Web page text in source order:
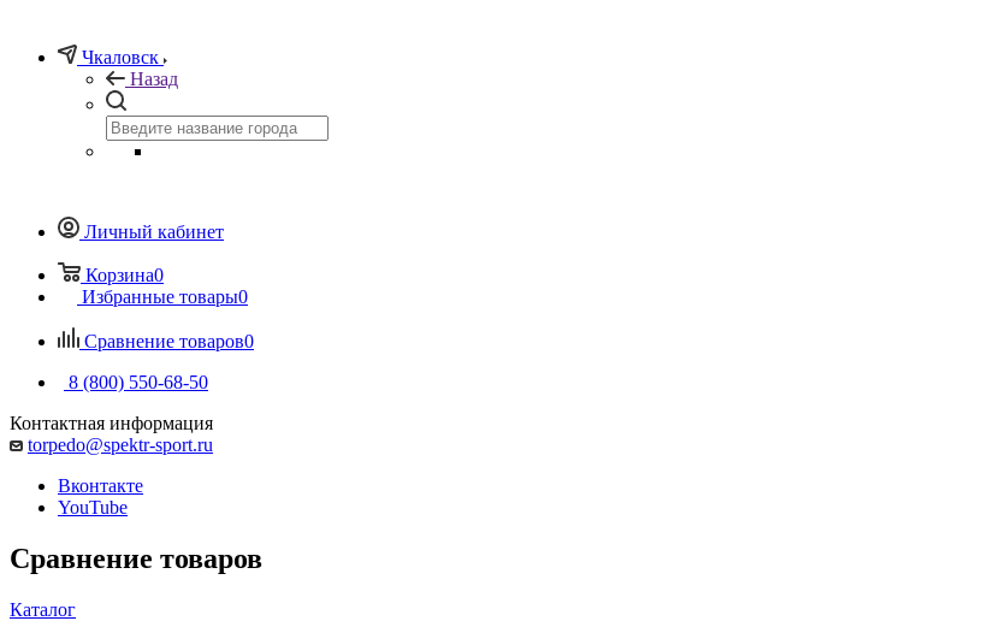
Чкаловск
Назад
Личный кабинет
Корзина0
Избранные товары0
Сравнение товаров0
8 (800) 550-68-50
Контактная информация
torpedo@spektr-sport.ru
Вконтакте
YouTube
Сравнение товаров
Каталог